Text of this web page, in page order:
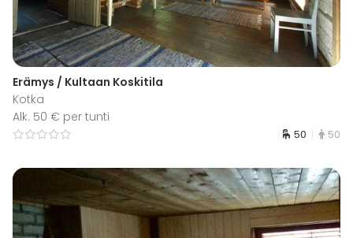
Erämys / Kultaan Koskitila
Kotka
Alk. 50 € per tunti
50 50